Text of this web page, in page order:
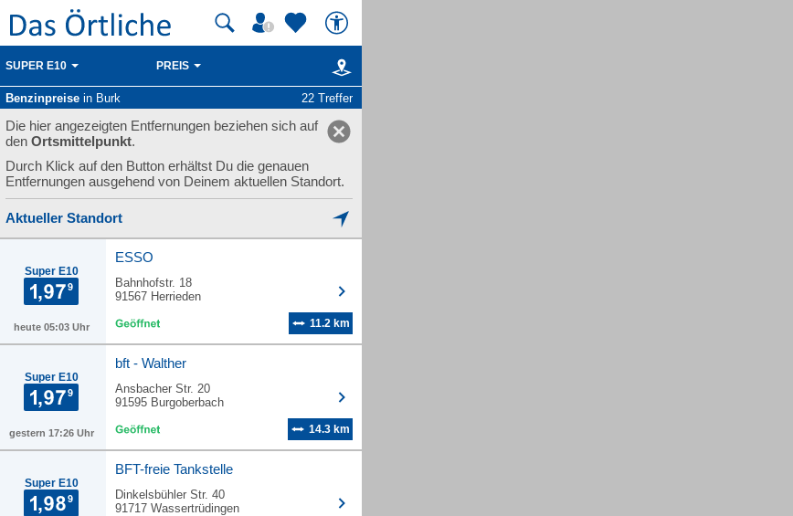
SUPER E10 PREIS
Benzinpreise in Burk 22 Treffer
Die hier angezeigten Entfernungen beziehen sich auf
den Ortsmittelpunkt.
Durch Klick auf den Button erhältst Du die genauen
Entfernungen ausgehend von Deinem aktuellen Standort.
Aktueller Standort
Super E10
heute 05:03 Uhr
ESSO
Bahnhofstr. 18
91567 Herrieden
11.2 km
Super E10
gestern 17:26 Uhr
bft - Walther
Ansbacher Str. 20
91595 Burgoberbach
14.3 km
Super E10
BFT-freie Tankstelle
Dinkelsbühler Str. 40
91717 Wassertrüdingen